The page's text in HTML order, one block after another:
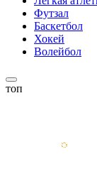
Футзал
Баскетбол
Хокей
Волейбол
топ